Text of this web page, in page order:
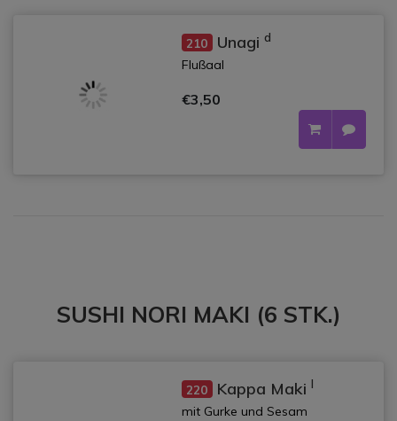
210 Unagi d
Flußaal
€3,50
SUSHI NORI MAKI (6 STK.)
220 Kappa Maki l
mit Gurke und Sesam